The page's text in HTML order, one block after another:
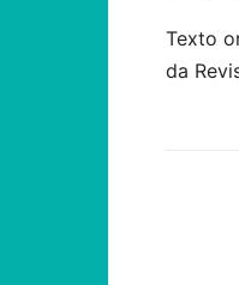
Texto
da